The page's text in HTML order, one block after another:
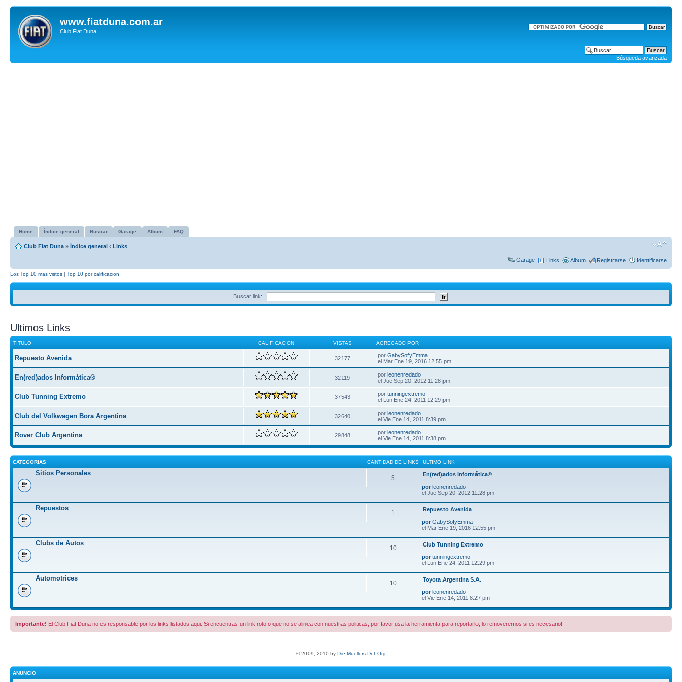
www.fiatduna.com.ar
Club Fiat Duna
Búsqueda avanzada
Home Índice general Buscar Garage Album FAQ
Club Fiat Duna » Índice general ‹ Links
Garage Links Album Registrarse Identificarse
Los Top 10 mas vistos | Top 10 por calificacion
Buscar link:
Ultimos Links
TITULO CALIFICACION VISTAS AGREGADO POR
Repuesto Avenida 32177 por GabySofyEmma
el Mar Ene 19, 2016 12:55 pm
En(red)ados Informática® 32119 por leonenredado
el Jue Sep 20, 2012 11:28 pm
Club Tunning Extremo 37543 por tunningextremo
el Lun Ene 24, 2011 12:29 pm
Club del Volkwagen Bora Argentina 32640 por leonenredado
el Vie Ene 14, 2011 8:39 pm
Rover Club Argentina 29848 por leonenredado
el Vie Ene 14, 2011 8:38 pm
CATEGORIAS CANTIDAD DE LINKS ULTIMO LINK
Sitios Personales
5
En(red)ados Informática®
por leonenredado
el Jue Sep 20, 2012 11:28 pm
Repuestos
1
Repuesto Avenida
por GabySofyEmma
el Mar Ene 19, 2016 12:55 pm
Clubs de Autos
10
Club Tunning Extremo
por tunningextremo
el Lun Ene 24, 2011 12:29 pm
Automotrices
10
Toyota Argentina S.A.
porleonenredado
el Vie Ene 14, 2011 8:27 pm
Importante! El Club Fiat Duna no es responsable por los links listados aqui. Si encuentras un link roto o que no se alinea con nuestras politicas, por favor usa la herramienta para reportarlo, lo removeremos si es necesario!
© 2009, 2010 by Die Muellers Dot Org
ANUNCIO